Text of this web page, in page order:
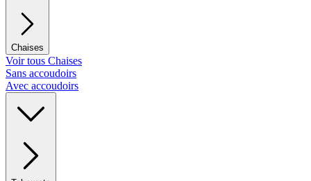
Chaises
Voir tous Chaises
Sans accoudoirs
Avec accoudoirs